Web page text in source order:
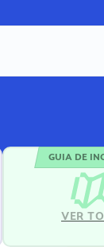
GUIA DE
VER